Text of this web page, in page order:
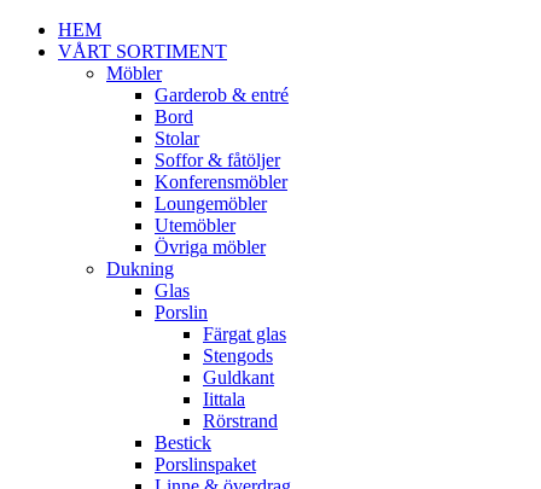
HEM
VÅRT SORTIMENT
Möbler
Garderob & entré
Bord
Stolar
Soffor & fåtöljer
Konferensmöbler
Loungemöbler
Utemöbler
Övriga möbler
Dukning
Glas
Porslin
Färgat glas
Stengods
Guldkant
Iittala
Rörstrand
Bestick
Porslinspaket